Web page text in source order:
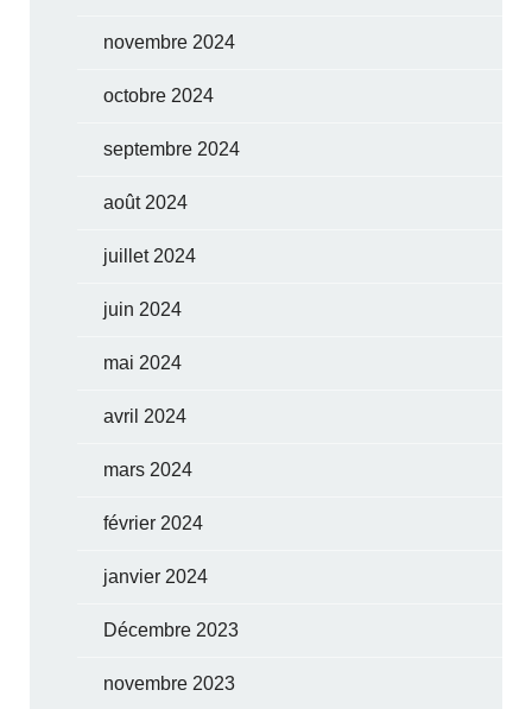
novembre 2024
octobre 2024
septembre 2024
août 2024
juillet 2024
juin 2024
mai 2024
avril 2024
mars 2024
février 2024
janvier 2024
Décembre 2023
novembre 2023